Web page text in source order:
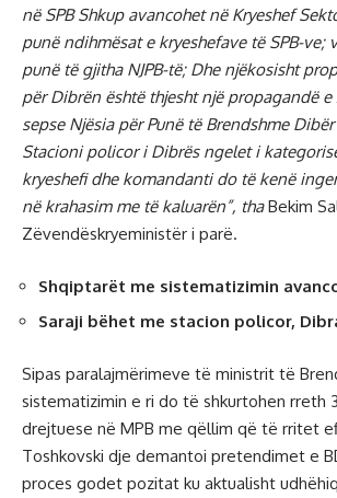
në SPB Shkup avancohet në Kryeshef
punë ndihmësat e kryeshefave të SPB-ve;
punë të gjitha NJPB-të; Dhe njëkosisht
për Dibrën është thjesht një propagandë e
sepse Njësia për Punë të Brendshme
Stacioni policor i Dibrës ngelet i
kryeshefi dhe komandanti do të kenë
në krahasim me të kaluarën”, thaBekim
Zëvendëskryeministër i parë.
Shqiptarët me sistematizimin
Saraji bëhet me stacion policor,
Sipas paralajmërimeve të ministrit të
sistematizimin e ri do të shkurtohen rreth
drejtuese në MPB me qëllim që të rritet
Toshkovski dje demantoi pretendimet e
proces godet pozitat ku aktualisht